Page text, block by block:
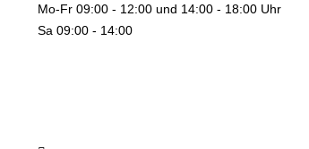
Mo-Fr 09:00 - 12:00 und 14:00 - 18:00 Uhr
Sa 09:00 - 14:00